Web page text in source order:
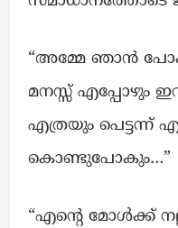
“അമ്മേ ഞാൻ
മനസ്സ് എപ്പോഴും
എത്രയും പെട്ടന്ന്
കൊണ്ടുപോകും…”
“എന്റെ മോൾക്ക്‌